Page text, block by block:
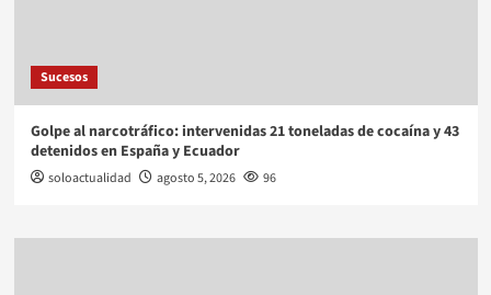
Sucesos
Golpe al narcotráfico: intervenidas 21 toneladas de cocaína y 43
detenidos en España y Ecuador
soloactualidad agosto 5, 2026 96